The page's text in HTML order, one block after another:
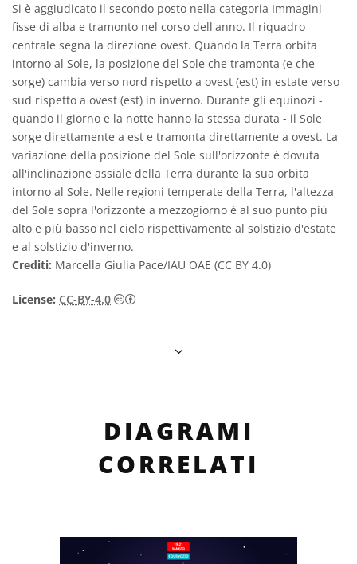
Si è aggiudicato il secondo posto nella categoria Immagini
fisse di alba e tramonto nel corso dell'anno. Il riquadro
centrale segna la direzione ovest. Quando la Terra orbita
intorno al Sole, la posizione del Sole che tramonta (e che
sorge) cambia verso nord rispetto a ovest (est) in estate verso
sud rispetto a ovest (est) in inverno. Durante gli equinozi -
quando il giorno e la notte hanno la stessa durata - il Sole
sorge direttamente a est e tramonta direttamente a ovest. La
variazione della posizione del Sole sull'orizzonte è dovuta
all'inclinazione assiale della Terra durante la sua orbita
intorno al Sole. Nelle regioni temperate della Terra, l'altezza
del Sole sopra l'orizzonte a mezzogiorno è al suo punto più
alto e più basso nel cielo rispettivamente al solstizio d'estate
e al solstizio d'inverno.
Crediti: Marcella Giulia Pace/IAU OAE (CC BY 4.0)
License: CC-BY-4.0 Creative Commons Attribuzione 4.0
DIAGRAMI
CORRELATI